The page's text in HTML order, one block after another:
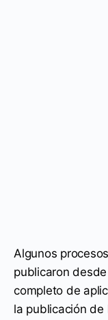
Algunos
publicaron
completo de
la publicación